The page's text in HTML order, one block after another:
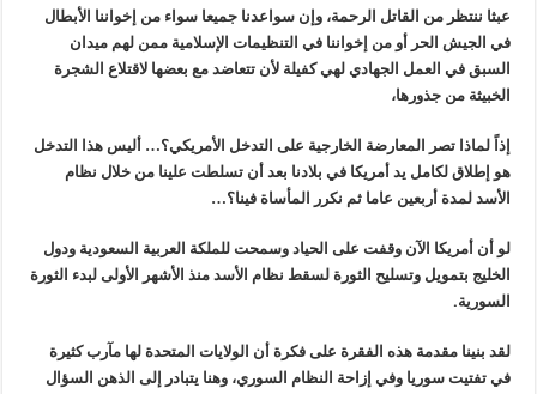
عبثا ننتظر من القاتل الرحمة، وإن سواعدنا جميعا سواء من إخواننا الأبطال
في الجيش الحر أو من إخواننا في التنظيمات الإسلامية ممن لهم ميدان
السبق في العمل الجهادي لهي كفيلة لأن تتعاضد مع بعضها لاقتلاع الشجرة
الخبيثة من جذورها،
إذاً لماذا تصر المعارضة الخارجية على التدخل الأمريكي؟… أليس هذا التدخل
هو إطلاق لكامل يد أمريكا في بلادنا بعد أن تسلطت علينا من خلال نظام
الأسد لمدة أربعين عاما ثم نكرر المأساة فينا؟…
لو أن أمريكا الآن وقفت على الحياد وسمحت للملكة العربية السعودية ودول
الخليج بتمويل وتسليح الثورة لسقط نظام الأسد منذ الأشهر الأولى لبدء الثورة
السورية.
لقد بنينا مقدمة هذه الفقرة على فكرة أن الولايات المتحدة لها مآرب كثيرة
في تفتيت سوريا وفي إزاحة النظام السوري، وهنا يتبادر إلى الذهن السؤال